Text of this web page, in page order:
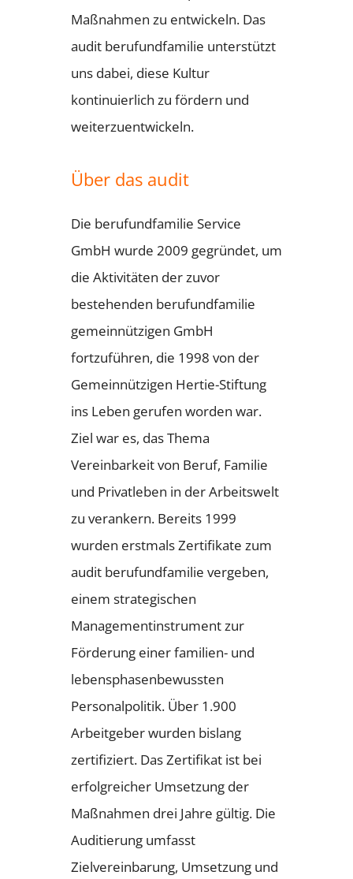
Maßnahmen zu entwickeln. Das
audit berufundfamilie unterstützt
uns dabei, diese Kultur
kontinuierlich zu fördern und
weiterzuentwickeln.
Über das audit
Die berufundfamilie Service
GmbH wurde 2009 gegründet, um
die Aktivitäten der zuvor
bestehenden berufundfamilie
gemeinnützigen GmbH
fortzuführen, die 1998 von der
Gemeinnützigen Hertie-Stiftung
ins Leben gerufen worden war.
Ziel war es, das Thema
Vereinbarkeit von Beruf, Familie
und Privatleben in der Arbeitswelt
zu verankern. Bereits 1999
wurden erstmals Zertifikate zum
audit berufundfamilie vergeben,
einem strategischen
Managementinstrument zur
Förderung einer familien- und
lebensphasenbewussten
Personalpolitik. Über 1.900
Arbeitgeber wurden bislang
zertifiziert. Das Zertifikat ist bei
erfolgreicher Umsetzung der
Maßnahmen drei Jahre gültig. Die
Auditierung umfasst
Zielvereinbarung, Umsetzung und